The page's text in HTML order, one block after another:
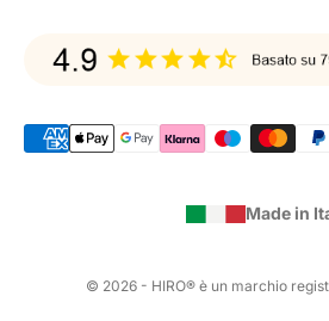
Made in
© 2026 - HIRO® è un marchio